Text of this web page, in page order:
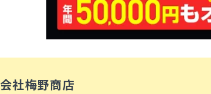
社梅野商店